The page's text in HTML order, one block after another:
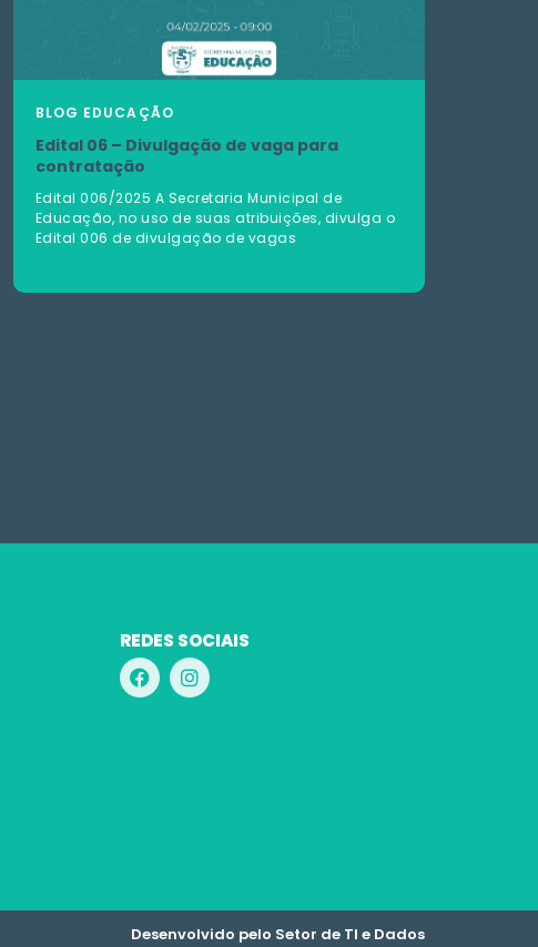
BLOG EDUCAÇÃO
Edital 06 – Divulgação de vaga para
contratação
Edital 006/2025 A Secretaria Municipal de
Educação, no uso de suas atribuições, divulga o
Edital 006 de divulgação de vagas
REDES SOCIAIS
Desenvolvido pelo Setor de TI e Dados